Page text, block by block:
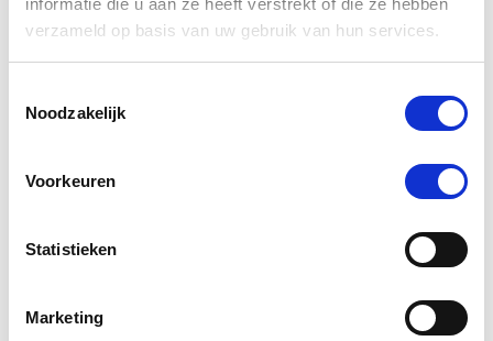
informatie die u aan ze heeft verstrekt of die ze hebben
verzameld op basis van uw gebruik van hun services.
Noodzakelijk
Voorkeuren
Statistieken
Marketing